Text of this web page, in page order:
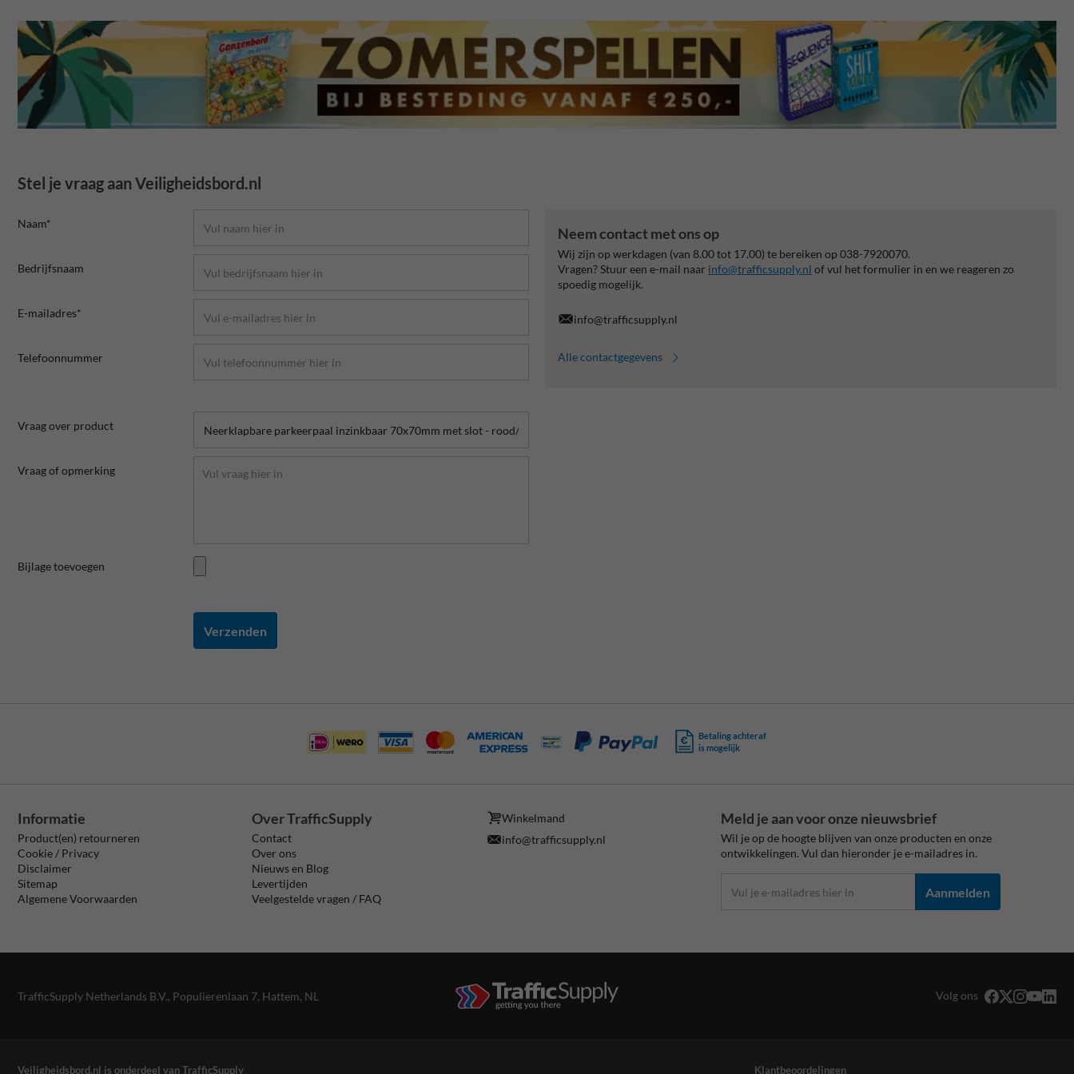
Stel je vraag aan Veiligheidsbord.nl
Naam*
Bedrijfsnaam
E-mailadres*
Telefoonnummer
Vraag over product
Vraag of opmerking
Bijlage toevoegen
Verzenden
Neem contact met ons op
Wij zijn op werkdagen (van 8.00 tot 17.00) te bereiken op 038-7920070.
Vragen? Stuur een e-mail naar info@trafficsupply.nl of vul het formulier in en we reageren zo
spoedig mogelijk.
info@trafficsupply.nl
Alle contactgegevens
Betaling achteraf
is mogelijk
Informatie
Product(en) retourneren
Cookie / Privacy
Disclaimer
Sitemap
Algemene Voorwaarden
Over TrafficSupply
Contact
Over ons
Nieuws en Blog
Levertijden
Veelgestelde vragen / FAQ
Winkelmand
info@trafficsupply.nl
Meld je aan voor onze nieuwsbrief
Wil je op de hoogte blijven van onze producten en onze
ontwikkelingen. Vul dan hieronder je e-mailadres in.
Aanmelden
TrafficSupply Netherlands B.V., Populierenlaan 7, Hattem, NL Volg ons
Veiligheidsbord.nl is onderdeel van TrafficSupply Klantbeoordelingen